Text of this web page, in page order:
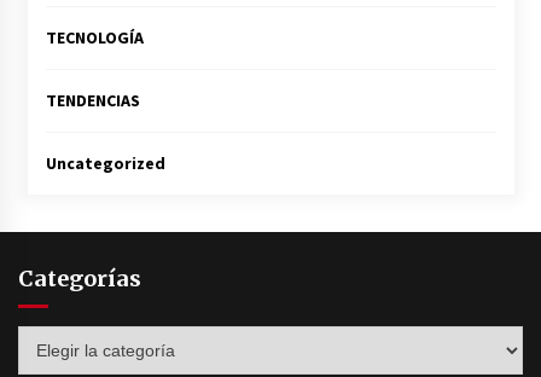
TECNOLOGÍA
TENDENCIAS
Uncategorized
Categorías